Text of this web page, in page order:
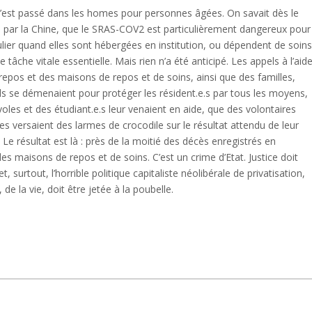
passé dans les homes pour personnes âgées. On savait dès le
la Chine, que le SRAS-COV2 est particulièrement dangereux pour
quand elles sont hébergées en institution, ou dépendent de soins
vitale essentielle. Mais rien n’a été anticipé. Les appels à
et des maisons de repos et de soins, ainsi que des familles,
se démenaient pour protéger les résident.e.s par tous les moyens,
et des étudiant.e.s leur venaient en aide, que des volontaires
versaient des larmes de crocodile sur le résultat attendu de leur
résultat est là : près de la moitié des décès enregistrés en
maisons de repos et de soins. C’est un crime d’Etat. Justice doit
surtout, l’horrible politique capitaliste néolibérale de privatisation,
la vie, doit être jetée à la poubelle.